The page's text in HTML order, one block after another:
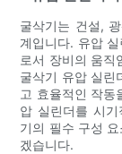
굴삭기는 건설,
계입니다. 유압
로서 장비의 움직
굴삭기 유압 실린
고 효율적인 작동
압 실린더를 시
기의 필수 구성
겠습니다.